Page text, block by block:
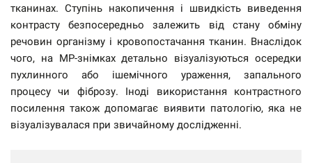
тканинах. Ступінь накопичення і швидкість виведення
контрасту безпосередньо залежить від стану обміну
речовин організму і кровопостачання тканин. Внаслідок
чого, на МР-знімках детально візуалізуються осередки
пухлинного або ішемічного ураження, запального
процесу чи фіброзу. Іноді використання контрастного
посилення також допомагає виявити патологію, яка не
візуалізувалася при звичайному дослідженні.